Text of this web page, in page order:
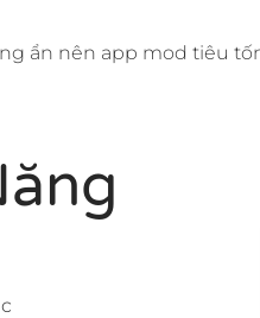
ẩn nên app mod tiêu